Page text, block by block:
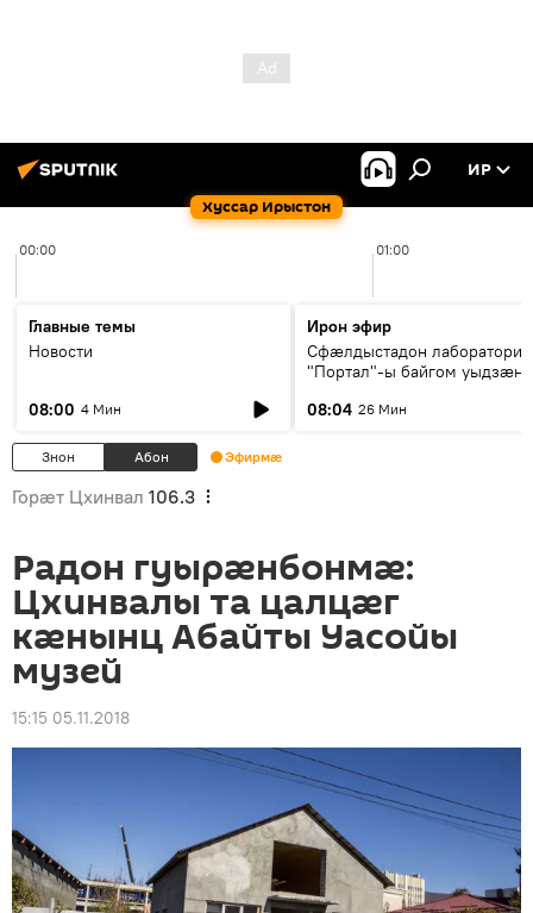
Хуссар Ирыстон
ИР
00:00 01:00
Главные темы
Новости
08:00 4 Мин
Ирон эфир
Сфæлдыстадон лаборатори
"Портал"-ы байгом уыдзæн
Æхсары куыстыты равдыст
08:04 26 Мин
Знон Абон Эфирмæ
Горӕт Цхинвал 106.3
Радон гуырӕнбонмӕ:
Цхинвалы та цалцӕг
кӕнынц Абайты Уасойы
музей
15:15 05.11.2018